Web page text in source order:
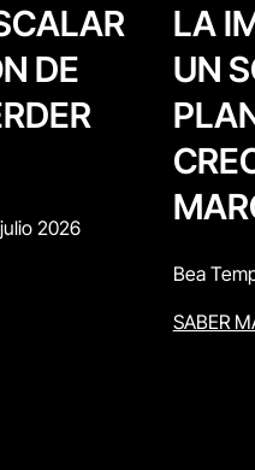
DE
2026
LA
UN
Bea
SABER